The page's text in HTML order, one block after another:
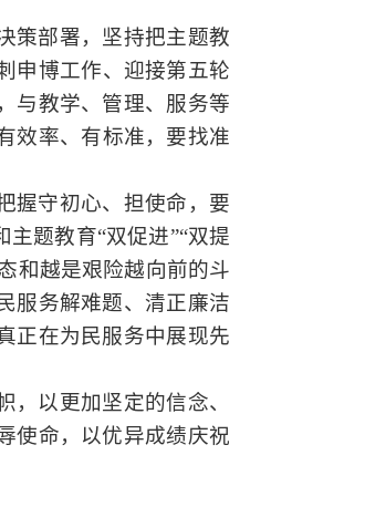
策部署，坚持把主题教
申博工作、迎接第五轮
与教学、管理、服务等
效率、有标准， 要找准
握守初心、担使命，要
主题教育“双促进”“双提
和越是艰险越向前的斗
服务解难题、清正廉洁
正在为民服务中展现先
以更加坚定的信念、
使命，以优异成绩庆祝